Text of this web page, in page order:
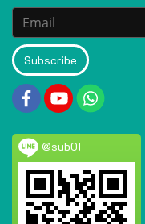
Subscribe
@sub01